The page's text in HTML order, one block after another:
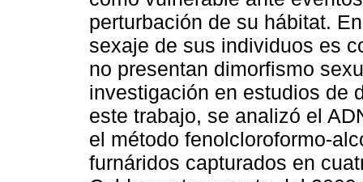
perturbación de su hábitat.
sexaje de sus individuos es
no presentan dimorfismo
investigación en estudios de
este trabajo, se analizó el
el método fenolcloroformo-
furnáridos capturados en